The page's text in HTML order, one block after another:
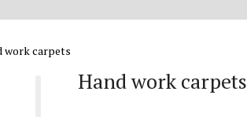
work carpets
Hand work carpets